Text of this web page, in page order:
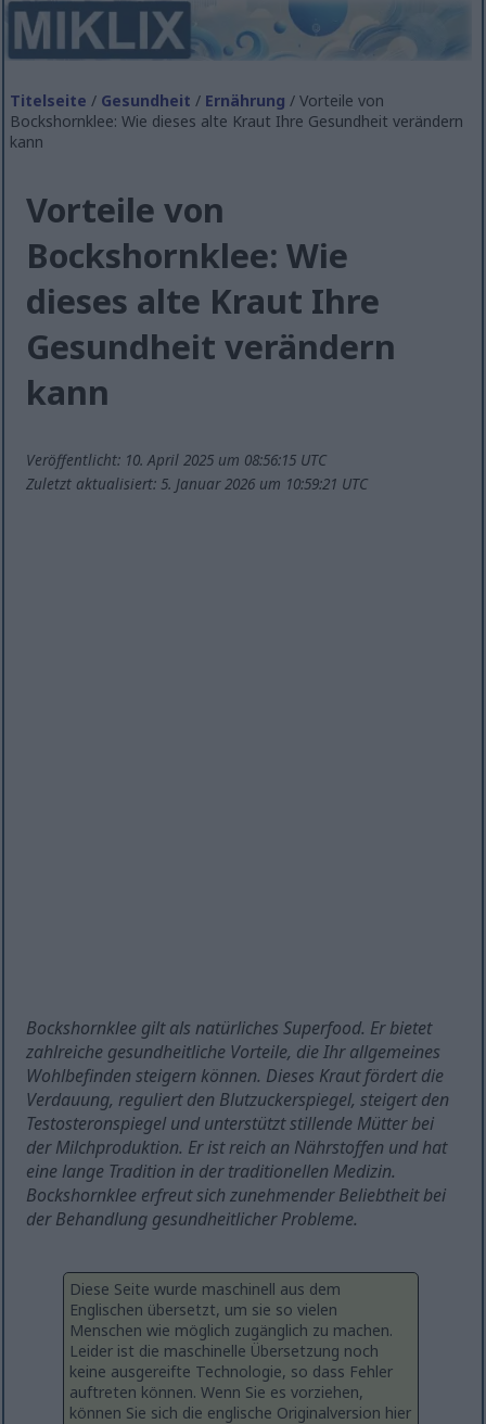
Titelseite / Gesundheit / Ernährung / Vorteile von
Bockshornklee: Wie dieses alte Kraut Ihre Gesundheit verändern
kann
Vorteile von
Bockshornklee: Wie
dieses alte Kraut Ihre
Gesundheit verändern
kann
Veröffentlicht: 10. April 2025 um 08:56:15 UTC
Zuletzt aktualisiert: 5. Januar 2026 um 10:59:21 UTC
Bockshornklee gilt als natürliches Superfood. Er bietet
zahlreiche gesundheitliche Vorteile, die Ihr allgemeines
Wohlbefinden steigern können. Dieses Kraut fördert die
Verdauung, reguliert den Blutzuckerspiegel, steigert den
Testosteronspiegel und unterstützt stillende Mütter bei
der Milchproduktion. Er ist reich an Nährstoffen und hat
eine lange Tradition in der traditionellen Medizin.
Bockshornklee erfreut sich zunehmender Beliebtheit bei
der Behandlung gesundheitlicher Probleme.
Diese Seite wurde maschinell aus dem
Englischen übersetzt, um sie so vielen
Menschen wie möglich zugänglich zu machen.
Leider ist die maschinelle Übersetzung noch
keine ausgereifte Technologie, so dass Fehler
auftreten können. Wenn Sie es vorziehen,
können Sie sich die englische Originalversion hier